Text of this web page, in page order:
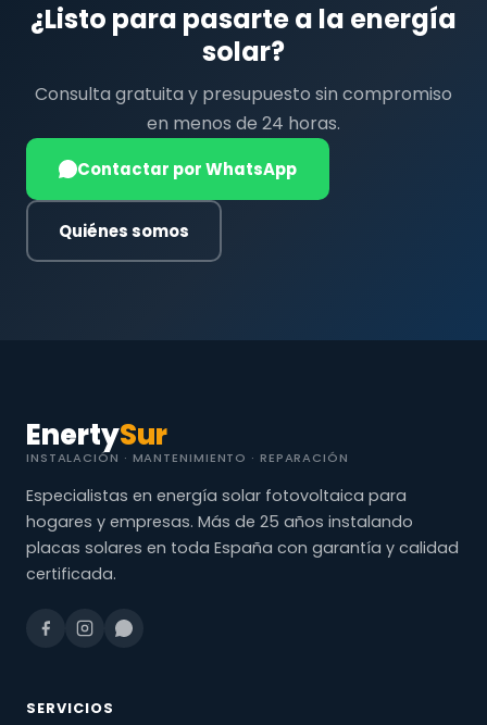
¿Listo para pasarte a la energía
solar?
Consulta gratuita y presupuesto sin compromiso
en menos de 24 horas.
Contactar por WhatsApp
Quiénes somos
EnertySur
INSTALACIÓN · MANTENIMIENTO · REPARACIÓN
Especialistas en energía solar fotovoltaica para
hogares y empresas. Más de 25 años instalando
placas solares en toda España con garantía y calidad
certificada.
SERVICIOS